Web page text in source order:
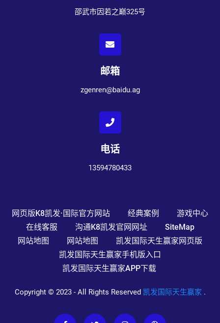
邵武市因若之巅325号
邮箱
zgenren@baidu.ag
电话
13594780433
网页版K8凯发·国际官方网站 经典案例
游戏中心
在线客服
沟通K8凯发官网网址
SiteMap
网站地图
网站地图
凯发国际天生赢家网页版
凯发国际天生赢家手机版入口
凯发国际天生赢家APP下载
Copyright © 2023 - All Rights Reserved 凯发国际天生赢家 .